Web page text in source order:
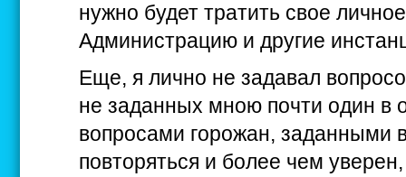
нужно будет тратить свое
Администрацию и другие
Еще, я лично не задавал
не заданных мною почти один в
вопросами горожан, заданными
повторяться и более чем